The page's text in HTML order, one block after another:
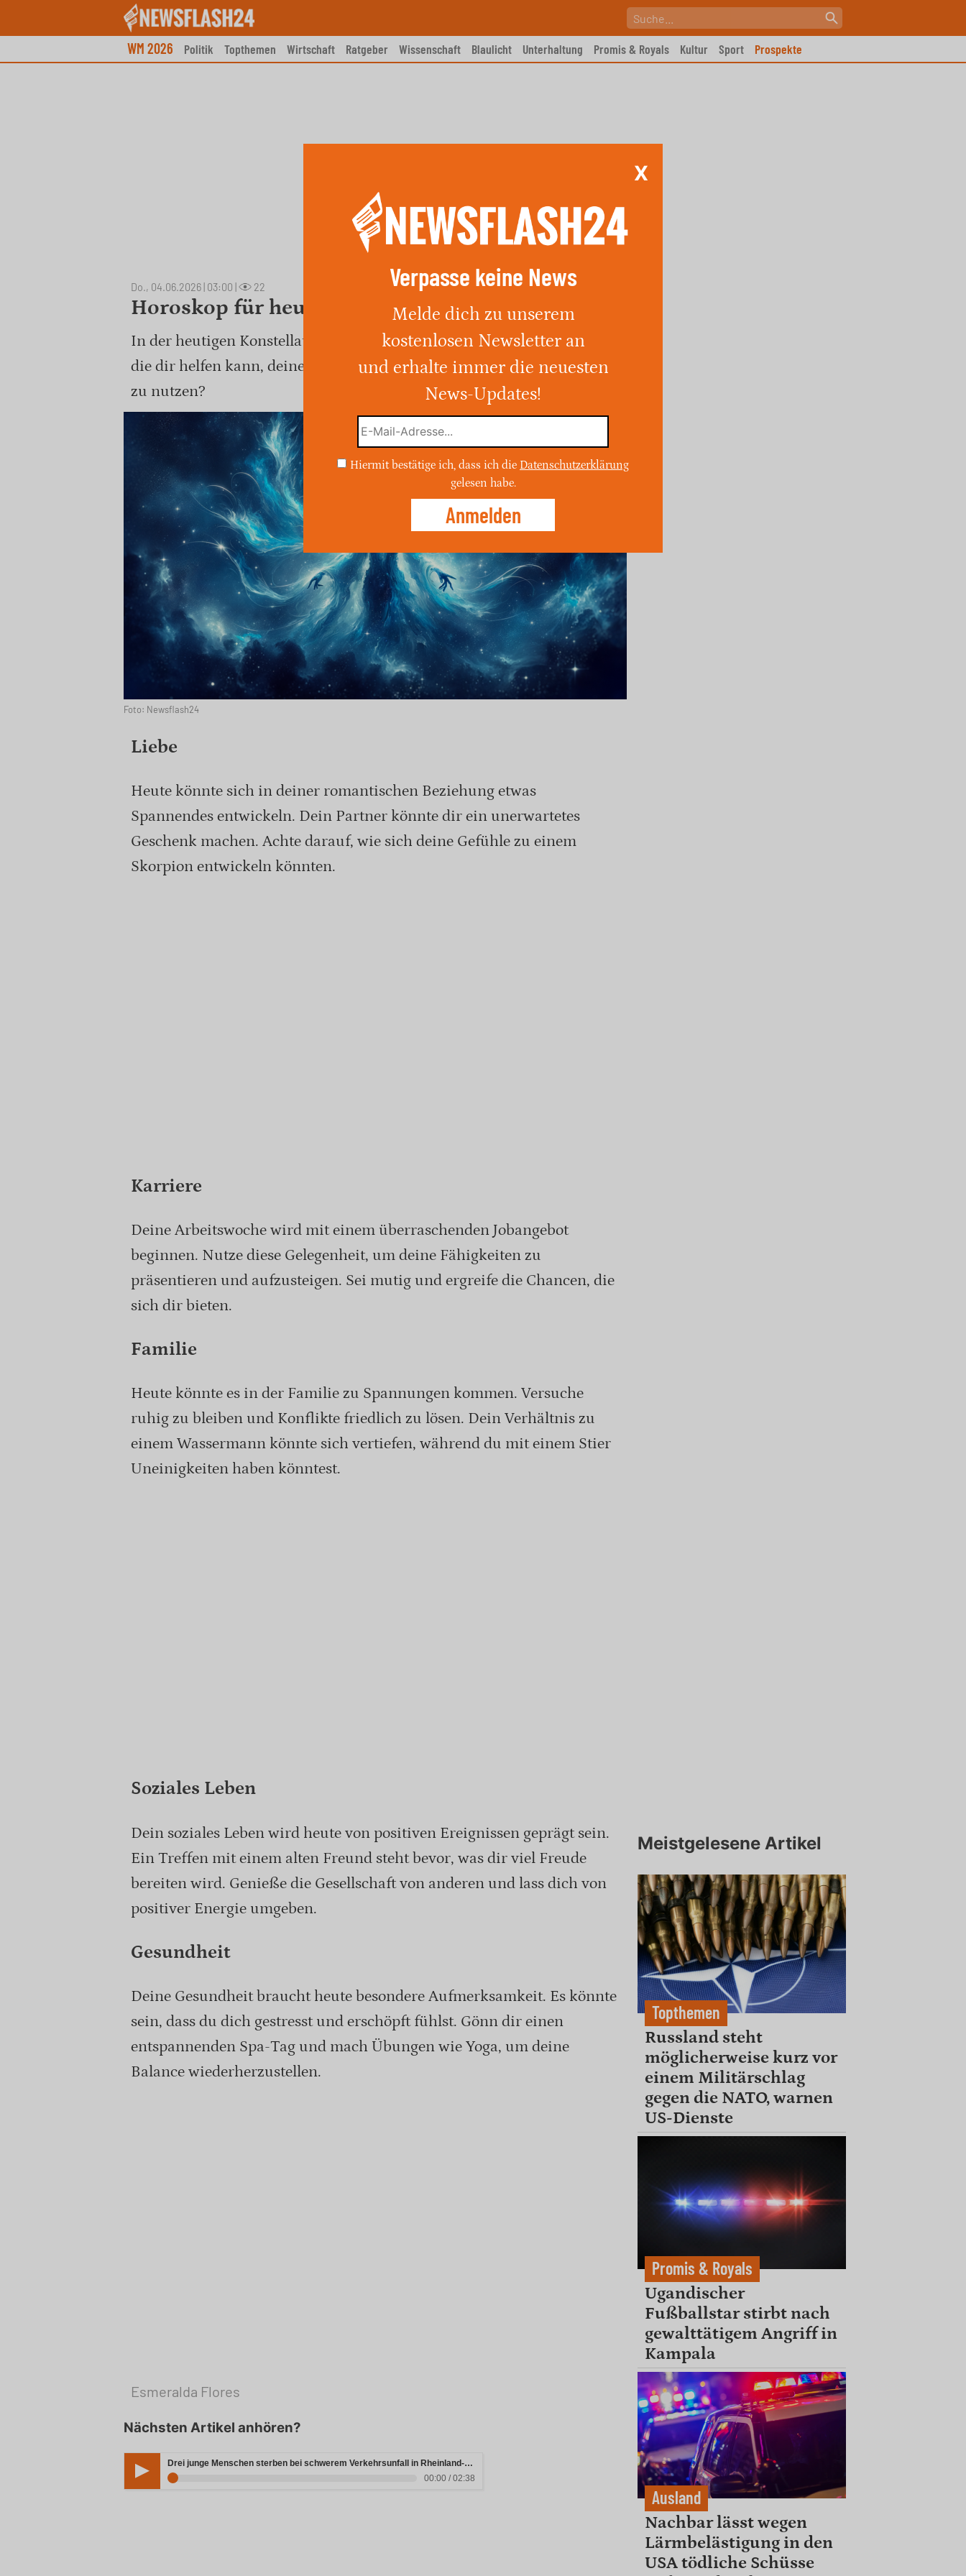
WM 2026 Politik Topthemen Wirtschaft Ratgeber Wissenschaft Blaulicht Unterhaltung Promis & Royals Kultur Sport Prospekte
Do., 04.06.2026 | 03:00 22
Horoskop für heute, den 04.06.2026 für Widder
In der heutigen Konstellation für Widder liegt eine besondere Energie,
die dir helfen kann, deine Ziele zu erreichen. Bist du bereit, diese Kraft
zu nutzen?
Foto: Newsflash24
Liebe
Heute könnte sich in deiner romantischen Beziehung etwas
Spannendes entwickeln. Dein Partner könnte dir ein unerwartetes
Geschenk machen. Achte darauf, wie sich deine Gefühle zu einem
Skorpion entwickeln könnten.
Karriere
Deine Arbeitswoche wird mit einem überraschenden Jobangebot
beginnen. Nutze diese Gelegenheit, um deine Fähigkeiten zu
präsentieren und aufzusteigen. Sei mutig und ergreife die Chancen, die
sich dir bieten.
Familie
Heute könnte es in der Familie zu Spannungen kommen. Versuche
ruhig zu bleiben und Konflikte friedlich zu lösen. Dein Verhältnis zu
einem Wassermann könnte sich vertiefen, während du mit einem Stier
Uneinigkeiten haben könntest.
Soziales Leben
Dein soziales Leben wird heute von positiven Ereignissen geprägt sein.
Ein Treffen mit einem alten Freund steht bevor, was dir viel Freude
bereiten wird. Genieße die Gesellschaft von anderen und lass dich von
positiver Energie umgeben.
Gesundheit
Deine Gesundheit braucht heute besondere Aufmerksamkeit. Es könnte
sein, dass du dich gestresst und erschöpft fühlst. Gönn dir einen
entspannenden Spa-Tag und mach Übungen wie Yoga, um deine
Balance wiederherzustellen.
Esmeralda Flores
Nächsten Artikel anhören?
Drei junge Menschen sterben bei schwerem Verkehrsunfall in Rheinland-Pfalz
00:00 / 02:38
Meistgelesene Artikel
Topthemen
Russland steht
möglicherweise kurz vor
einem Militärschlag
gegen die NATO, warnen
US-Dienste
Promis & Royals
Ugandischer
Fußballstar stirbt nach
gewalttätigem Angriff in
Kampala
Ausland
Nachbar lässt wegen
Lärmbelästigung in den
USA tödliche Schüsse
X
Verpasse keine News
Melde dich zu unserem
kostenlosen Newsletter an
und erhalte immer die neuesten
News-Updates!
Hiermit bestätige ich, dass ich die Datenschutzerklärung
gelesen habe.